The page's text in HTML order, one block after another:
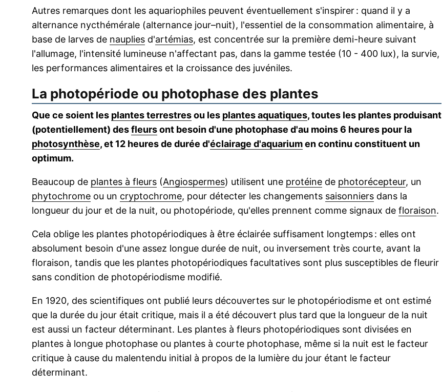
Autres remarques dont les aquariophiles peuvent éventuellement s'inspirer : quand il y a
alternance nycthémérale (alternance jour–nuit), l'essentiel de la consommation alimentaire, à
base de larves de nauplies d'artémias, est concentrée sur la première demi-heure suivant
l'allumage, l'intensité lumineuse n'affectant pas, dans la gamme testée (10 - 400 lux), la survie,
les performances alimentaires et la croissance des juvéniles.
La photopériode ou photophase des plantes
Que ce soient les plantes terrestresou les plantes aquatiques, toutes les plantes produisant
(potentiellement) desfleursont besoin d'une photophase d'au moins 6 heures pour la
photosynthèse, et 12 heures de durée d'éclairage d'aquariumen continu constituent un
optimum.
Beaucoup de plantes à fleurs (Angiospermes) utilisent une protéine de photorécepteur, un
phytochrome ou un cryptochrome, pour détecter les changements saisonniers dans la
longueur du jour et de la nuit, ou photopériode, qu'elles prennent comme signaux de floraison.
Cela oblige les plantes photopériodiques à être éclairée suffisament longtemps : elles ont
absolument besoin d'une assez longue durée de nuit, ou inversement très courte, avant la
floraison, tandis que les plantes photopériodiques facultatives sont plus susceptibles de fleurir
sans condition de photopériodisme modifié.
En 1920, des scientifiques ont publié leurs découvertes sur le photopériodisme et ont estimé
que la durée du jour était critique, mais il a été découvert plus tard que la longueur de la nuit
est aussi un facteur déterminant. Les plantes à fleurs photopériodiques sont divisées en
plantes à longue photophase ou plantes à courte photophase, même si la nuit est le facteur
critique à cause du malentendu initial à propos de la lumière du jour étant le facteur
déterminant.